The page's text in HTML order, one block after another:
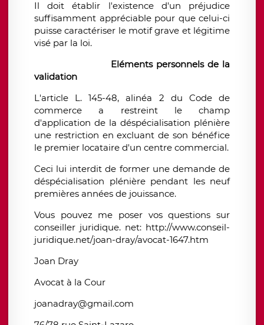
Il doit établir l'existence d'un préjudice
suffisamment appréciable pour que celui-ci
puisse caractériser le motif grave et légitime
visé par la loi.
Eléments personnels de la
validation
L'article L. 145-48, alinéa 2 du Code de
commerce a restreint le champ
d'application de la déspécialisation plénière
une restriction en excluant de son bénéfice
le premier locataire d'un centre commercial.
Ceci lui interdit de former une demande de
déspécialisation plénière pendant les neuf
premières années de jouissance.
Vous pouvez me poser vos questions sur
conseiller juridique. net: http://www.conseil-
juridique.net/joan-dray/avocat-1647.htm
Joan Dray
Avocat à la Cour
joanadray@gmail.com